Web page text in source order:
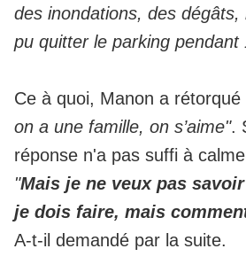
des inondations, des dégâts,
pu quitter le parking pendant
Ce à quoi, Manon a rétorqué
on a une famille, on s’aime".
réponse n'a pas suffi à
"Mais je ne veux pas
je dois faire, mais
A-t-il demandé par la suite.